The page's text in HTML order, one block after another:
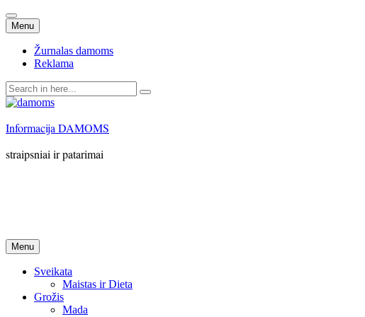
Menu Skip
to
content
Žurnalas damoms
Reklama
Search
for:
Informacija DAMOMS
straipsniai ir patarimai
Menu Skip
to
content
Sveikata
Maistas ir Dieta
Grožis
Mada